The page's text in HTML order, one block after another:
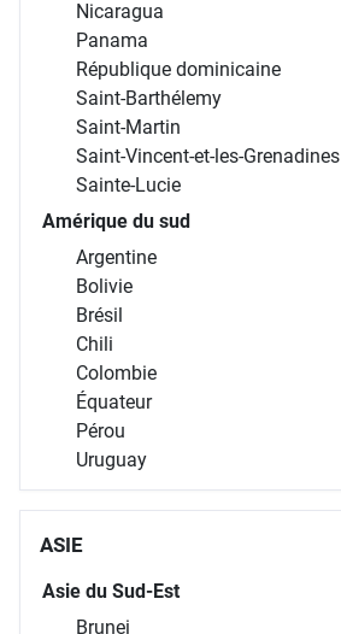
Nicaragua
Panama
République dominicaine
Saint-Barthélemy
Saint-Martin
Saint-Vincent-et-les-Grenadines
Sainte-Lucie
Amérique du sud
Argentine
Bolivie
Brésil
Chili
Colombie
Équateur
Pérou
Uruguay
ASIE
Asie du Sud-Est
Brunei